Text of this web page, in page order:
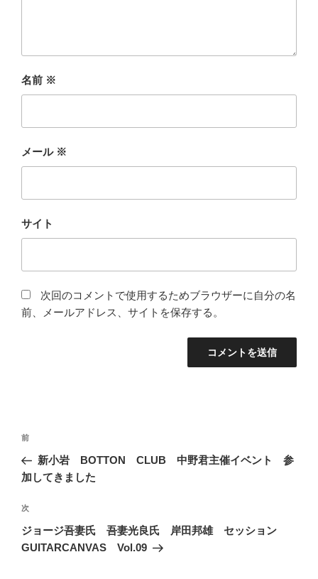
名前 ※
メール ※
サイト
次回のコメントで使用するためブラウザーに自分の名
前、メールアドレス、サイトを保存する。
投
ナ
ゲ
ー
シ
前
の
投
前
新小岩 BOTTON CLUB 中野君主催イベント 参
加してきました
次
の
投
次
ジョージ吾妻氏 吾妻光良氏 岸田邦雄 セッション
GUITARCANVAS Vol.09